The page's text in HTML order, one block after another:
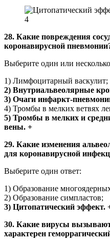
4
28. Какие повреждения
коронавирусной
Выберите один или
1) Лимфоцитарный васкулит;
2) Внутриальвеолярные
3) Очаги инфаркт-
4) Тромбы в мелких ветвях
5) Тромбы в мелких и
вены. +
29. Какие изменения
для коронавирусной
Выберите один ответ:
1) Образование
2) Образование симпластов;
3) Цитопатический эффект.
30. Какие вирусы
характерен